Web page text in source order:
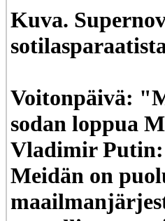
Kuva.
Voitonpäivä:
sodan loppua
Vladimir
Meidän on